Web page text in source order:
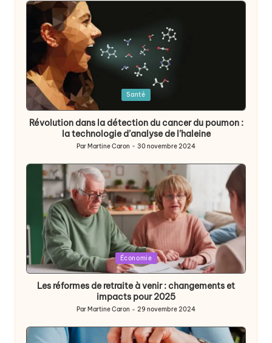
Posted
in
Santé
Révolution dans la détection du cancer du poumon :
la technologie d’analyse de l’haleine
Publié
par
ParMartine Caron 30 novembre 2024
Posted
in
Économie
Les réformes de retraite à venir : changements et
impacts pour 2025
Publié
par
Par Martine Caron 29 novembre 2024